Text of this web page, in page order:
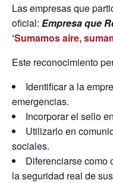
Las empresas que
oficial: Empresa que
‘Sumamos aire,
Este reconocimiento
Identificar a la
emergencias.
Incorporar el sello
Utilizarlo en
sociales.
Diferenciarse como
la seguridad real de